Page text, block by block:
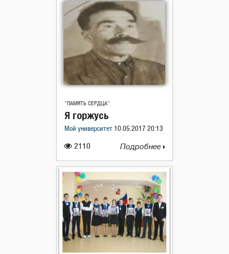
"ПАМЯТЬ СЕРДЦА"
2110
Я горжусь
Мой университет 10.05.2017 20:13
Подробнее